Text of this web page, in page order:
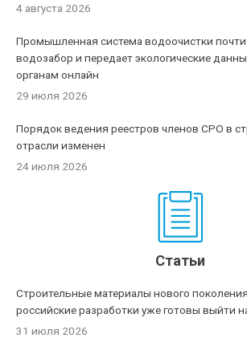
4 августа 2026
Промышленная система водоочистки
водозабор и передает экологические
органам онлайн
29 июля 2026
Порядок ведения реестров членов СРО в
отрасли изменен
24 июля 2026
Статьи
Строительные материалы нового
российские разработки уже готовы выйти
31 июля 2026